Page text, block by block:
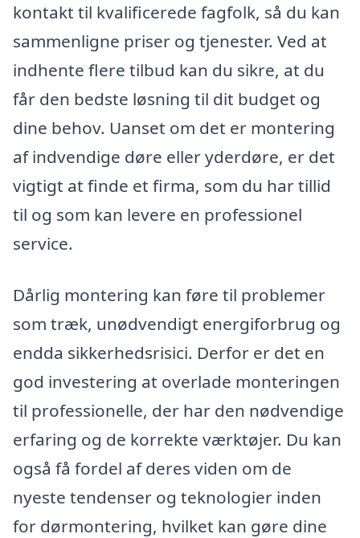
kontakt til kvalificerede fagfolk, så du kan
sammenligne priser og tjenester. Ved at
indhente flere tilbud kan du sikre, at du
får den bedste løsning til dit budget og
dine behov. Uanset om det er montering
af indvendige døre eller yderdøre, er det
vigtigt at finde et firma, som du har tillid
til og som kan levere en professionel
service.
Dårlig montering kan føre til problemer
som træk, unødvendigt energiforbrug og
endda sikkerhedsrisici. Derfor er det en
god investering at overlade monteringen
til professionelle, der har den nødvendige
erfaring og de korrekte værktøjer. Du kan
også få fordel af deres viden om de
nyeste tendenser og teknologier inden
for dørmontering, hvilket kan gøre dine